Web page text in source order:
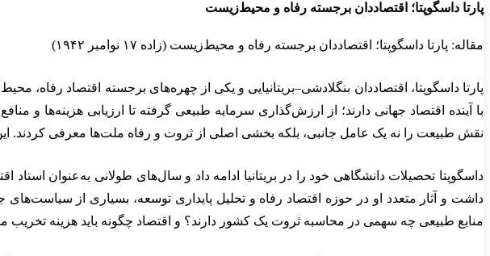
پارتا داسگوپتا؛ اقتصاددان برجسته رفاه و محیط‌زیست
مقاله: پارتا داسگوپتا؛ اقتصاددان برجسته رفاه و محیط‌زیست (زاده ۱۷ نوامبر ۱۹۴۲)
با آینده اقتصاد جهانی دارند؛ از ارزش‌گذاری سرمایه طبیعی گرفته تا ارزیابی هزینه‌ها و
نقش طبیعت را نه یک عامل جانبی، بلکه بخشی اصلی از ثروت و رفاه ملت‌ها معرفی کردند.
داسگوپتا تحصیلات دانشگاهی خود را در بریتانیا ادامه داد و سال‌های طولانی به‌عنوان
داشت و آثار متعدد او در حوزه اقتصاد رفاه و تحلیل پایداری توسعه، بسیاری از
منابع طبیعی چه سهمی در محاسبه ثروت یک کشور دارند؟ و اقتصاد چگونه باید هزینه